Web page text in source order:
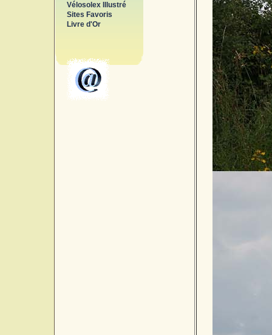
Vélosolex Illustré
Sites Favoris
Livre d'Or